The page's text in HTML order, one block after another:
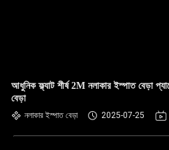
আধুনিক ফ্ল্যাট শীর্ষ 2M নলাকার ইস্পাত বেড়া
বেড়া
নলাকার ইস্পাত বেড়া 2025-07-25